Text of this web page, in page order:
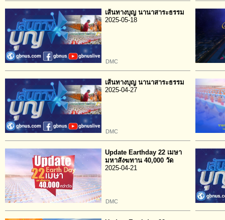
เส้นทางบุญ นานาสาระธรรม
2025-05-18
DMC
เส้นทางบุญ นานาสาระธรรม
2025-04-27
DMC
Update Earthday 22 เมษา
มหาสังฆทาน 40,000 วัด
2025-04-21
DMC